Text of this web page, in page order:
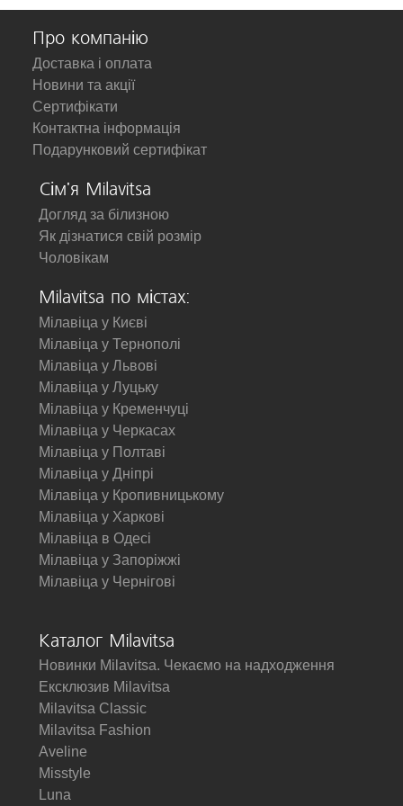
Про компанію
Доставка і оплата
Новини та акції
Сертифікати
Контактна інформація
Подарунковий сертифікат
Сім'я Milavitsa
Догляд за білизною
Як дізнатися свій розмір
Чоловікам
Milavitsa по містах:
Мілавіца у Києві
Мілавіца у Тернополі
Мілавіца у Львові
Мілавіца у Луцьку
Мілавіца у Кременчуці
Мілавіца у Черкасах
Мілавіца у Полтаві
Мілавіца у Дніпрі
Мілавіца у Кропивницькому
Мілавіца у Харкові
Мілавіца в Одесі
Мілавіца у Запоріжжі
Мілавіца у Чернігові
Каталог Milavitsa
Новинки Milavitsa. Чекаємо на надходження
Ексклюзив Milavitsa
Milavitsa Classic
Milavitsa Fashion
Aveline
Misstyle
Luna